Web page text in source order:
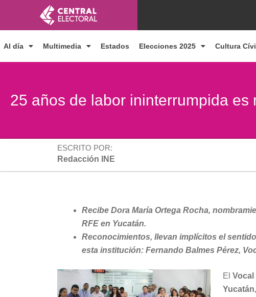
contenido
Al día Multimedia Estados Elecciones 2025 Cultura
25 años de labor ininterrumpida es
ESCRITO POR:
Redacción INE
Recibe Dora María Ortega Rocha,
RFE en Yucatán.
Reconocimientos, llevan implícitos el
esta institución: Fernando Balmes Pérez,
El Vocal